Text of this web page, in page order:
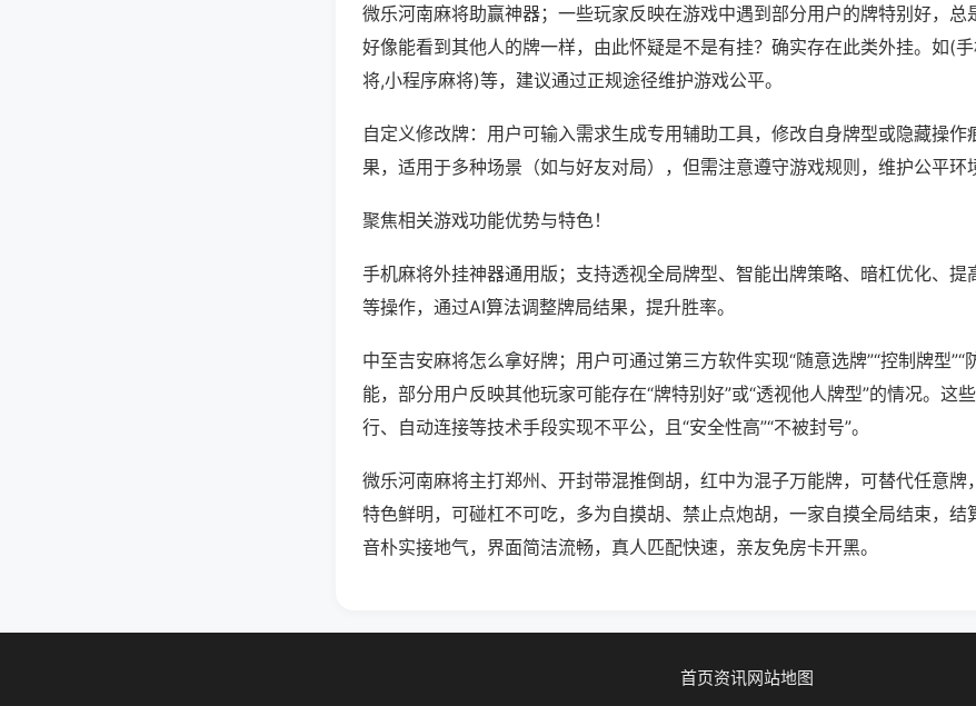
微乐河南麻将助赢神器；一些玩家反映在游戏中遇到部分用户的牌特别好，总
好像能看到其他人的牌一样，由此怀疑是不是有挂？确实存在此类外挂。如(
将,小程序麻将)等，建议通过正规途径维护游戏公平。
自定义修改牌：用户可输入需求生成专用辅助工具，修改自身牌型或隐藏操作
果，适用于多种场景（如与好友对局），但需注意遵守游戏规则，维护公平环
聚焦相关游戏功能优势与特色！
手机麻将外挂神器通用版；支持透视全局牌型、智能出牌策略、暗杠优化、提
等操作，通过AI算法调整牌局结果，提升胜率。
中至吉安麻将怎么拿好牌；用户可通过第三方软件实现“随意选牌”“控制牌型”“
能，部分用户反映其他玩家可能存在“牌特别好”或“透视他人牌型”的情况。这
行、自动连接等技术手段实现不平公，且“安全性高”“不被封号”。
微乐河南麻将主打郑州、开封带混推倒胡，红中为混子万能牌，可替代任意牌
特色鲜明，可碰杠不可吃，多为自摸胡、禁止点炮胡，一家自摸全局结束，结
音朴实接地气，界面简洁流畅，真人匹配快速，亲友免房卡开黑。
首页资讯网站地图